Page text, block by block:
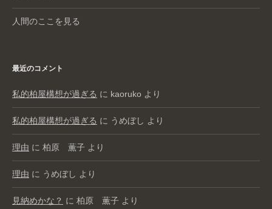
人間のここを見る
最近のコメント
私的柏屋構想が過ぎる に kaoruko より
私的柏屋構想が過ぎる に うめぼし より
理由 に 柏原 薫子 より
理由 に うめぼし より
見納めかな？ に 柏原 薫子 より